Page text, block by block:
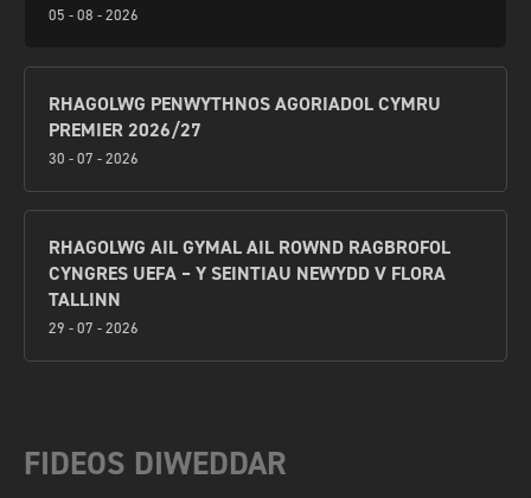
05 - 08 - 2026
RHAGOLWG PENWYTHNOS AGORIADOL CYMRU
PREMIER 2026/27
30 - 07 - 2026
RHAGOLWG AIL GYMAL AIL ROWND RAGBROFOL
CYNGRES UEFA – Y SEINTIAU NEWYDD V FLORA
TALLINN
29 - 07 - 2026
FIDEOS DIWEDDAR